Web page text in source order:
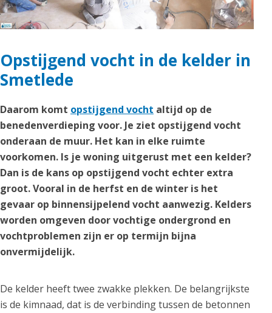
Opstijgend vocht in de kelder in
Smetlede
Daarom komt opstijgend vocht altijd op de
benedenverdieping voor. Je ziet opstijgend vocht
onderaan de muur. Het kan in elke ruimte
voorkomen. Is je woning uitgerust met een kelder?
Dan is de kans op opstijgend vocht echter extra
groot. Vooral in de herfst en de winter is het
gevaar op binnensijpelend vocht aanwezig. Kelders
worden omgeven door vochtige ondergrond en
vochtproblemen zijn er op termijn bijna
onvermijdelijk.
De kelder heeft twee zwakke plekken. De belangrijkste
is de kimnaad, dat is de verbinding tussen de betonnen